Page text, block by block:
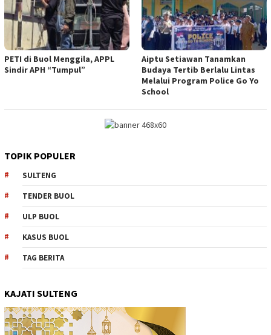
PETI di Buol Menggila, APPL
Sindir APH “Tumpul”
Aiptu Setiawan Tanamkan
Budaya Tertib Berlalu Lintas
Melalui Program Police Go Yo
School
TOPIK POPULER
SULTENG
TENDER BUOL
ULP BUOL
KASUS BUOL
TAG BERITA
KAJATI SULTENG